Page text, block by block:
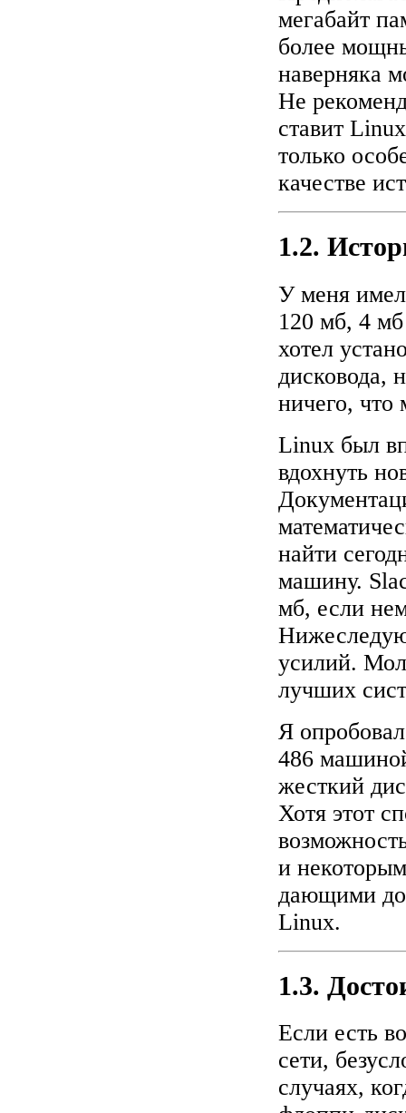
мегабайт
более
наверняка
Не
ставит
только
качестве
1.2.
У меня
120 мб, 4
хотел
дисковода,
ничего,
Linux был
вдохнуть
найти
машину.
мб, если
усилий.
лучших
Я
486
жесткий
Хотя этот
и
дающими
Linux.
1.3.
Если есть
сети,
случаях,